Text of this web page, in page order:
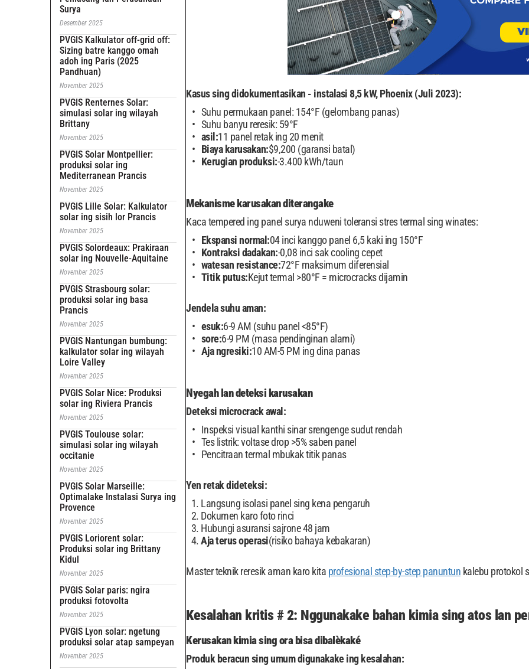
Surya
Desember 2025
PVGIS Kalkulator off-grid off:
Sizing batre kanggo omah
adoh ing Paris (2025
Pandhuan)
November 2025
PVGIS Renternes Solar:
simulasi solar ing wilayah
Brittany
November 2025
PVGIS Solar Montpellier:
produksi solar ing
Mediterranean Prancis
November 2025
PVGIS Lille Solar: Kalkulator
solar ing sisih lor Prancis
November 2025
PVGIS Solordeaux: Prakiraan
solar ing Nouvelle-Aquitaine
November 2025
PVGIS Strasbourg solar:
produksi solar ing basa
Prancis
November 2025
PVGIS Nantungan bumbung:
kalkulator solar ing wilayah
Loire Valley
November 2025
PVGIS Solar Nice: Produksi
solar ing Riviera Prancis
November 2025
PVGIS Toulouse solar:
simulasi solar ing wilayah
occitanie
November 2025
PVGIS Solar Marseille:
Optimalake Instalasi Surya ing
Provence
November 2025
PVGIS Loriorent solar:
Produksi solar ing Brittany
Kidul
November 2025
PVGIS Solar paris: ngira
produksi fotovolta
November 2025
PVGIS Lyon solar: ngetung
produksi solar atap sampeyan
November 2025
Kasus sing didokumentasikan - instalasi 8,5 kW, Phoenix (Juli 2023):
Suhu permukaan panel: 154°F (gelombang panas)
Suhu banyu reresik: 59°F
asil:11 panel retak ing 20 menit
Biaya karusakan:$9,200 (garansi batal)
Kerugian produksi:-3.400 kWh/taun
Mekanisme karusakan diterangake
Kaca tempered ing panel surya nduweni toleransi stres termal sing winates:
Ekspansi normal:04 inci kanggo panel 6,5 kaki ing 150°F
Kontraksi dadakan:-0,08 inci sak cooling cepet
watesan resistance:72°F maksimum diferensial
Titik putus:Kejut termal >80°F = microcracks dijamin
Jendela suhu aman:
esuk:6-9 AM (suhu panel <85°F)
sore:6-9 PM (masa pendinginan alami)
Aja ngresiki:10 AM-5 PM ing dina panas
Nyegah lan deteksi karusakan
Deteksi microcrack awal:
Inspeksi visual kanthi sinar srengenge sudut rendah
Tes listrik: voltase drop >5% saben panel
Pencitraan termal mbukak titik panas
Yen retak dideteksi:
Langsung isolasi panel sing kena pengaruh
Dokumen karo foto rinci
Hubungi asuransi sajrone 48 jam
Aja terus operasi(risiko bahaya kebakaran)
Master teknik reresik aman karo kita profesional step-by-step panuntun kalebu protokol
Kesalahan kritis # 2: Nggunakake bahan kimia sing atos lan
Kerusakan kimia sing ora bisa dibalèkaké
Produk beracun sing umum digunakake ing kesalahan: